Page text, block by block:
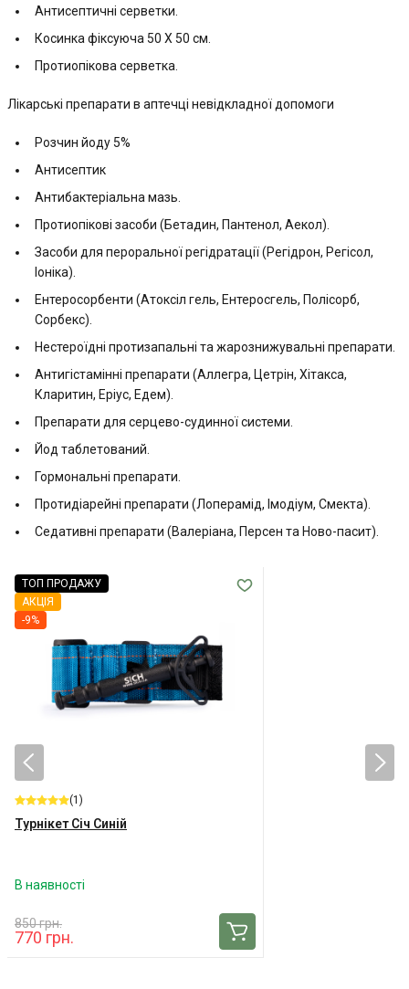
Антисептичні серветки.
Косинка фіксуюча 50 Х 50 см.
Протиопікова серветка.
Лікарські препарати в аптечці невідкладної допомоги
Розчин йоду 5%
Антисептик
Антибактеріальна мазь.
Протиопікові засоби (Бетадин, Пантенол, Аекол).
Засоби для пероральної регідратації (Регідрон, Регісол,
Іоніка).
Ентеросорбенти (Атоксіл гель, Ентеросгель, Полісорб,
Сорбекс).
Нестероїдні протизапальні та жарознижувальні препарати.
Антигістамінні препарати (Аллегра, Цетрін, Хітакса,
Кларитин, Еріус, Едем).
Препарати для серцево-судинної системи.
Йод таблетований.
Гормональні препарати.
Протидіарейні препарати (Лоперамід, Імодіум, Смекта).
Седативні препарати (Валеріана, Персен та Ново-пасит).
ТОП ПРОДАЖУ
АКЦІЯ
-9%
(1)
Турнікет Січ Синій
В наявності
850 грн.
770 грн.